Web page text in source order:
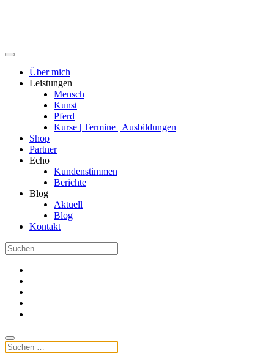
Über mich
Leistungen
Mensch
Kunst
Pferd
Kurse | Termine | Ausbildungen
Shop
Partner
Echo
Kundenstimmen
Berichte
Blog
Aktuell
Blog
Kontakt